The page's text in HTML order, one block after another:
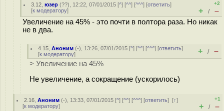
3.12 ,юзер (??), 12:22, 07/01/2015 [^] [^^] [^^^] [ответить]
[к модератору]
+2
+ / –
Увеличение на 45% - это почти в полтора раза. Но никак
не в два.
4.15 ,Аноним (-), 13:26, 07/01/2015 [^] [^^] [^^^] [ответить]
[к модератору] + / –
> Увеличение на 45%
Не увеличение, а сокращение (ускорилось)
2.16 ,Аноним (-), 13:33, 07/01/2015 [^] [^^] [^^^] [ответить][↑]
[к модератору]
+1
+ / –